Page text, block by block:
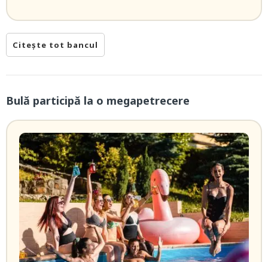
Citește tot bancul
Bulă participă la o megapetrecere